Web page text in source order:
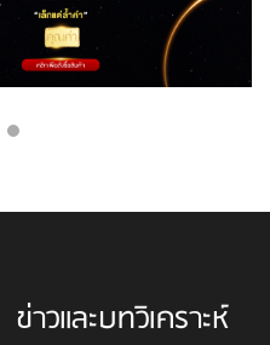
ข่าวและบทวิเคราะห์